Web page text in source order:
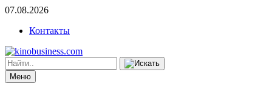
07.08.2026
Контакты
Меню